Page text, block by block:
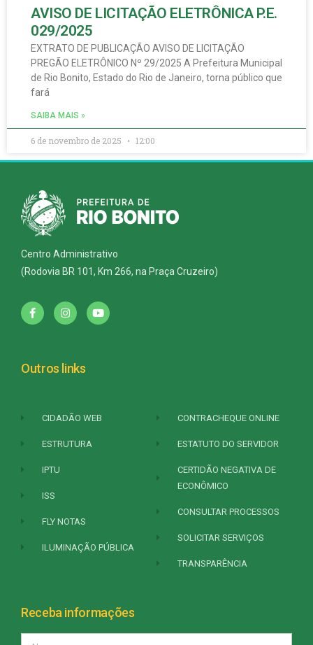
AVISO DE LICITAÇÃO ELETRÔNICA P.E.
029/2025
EXTRATO DE PUBLICAÇÃO AVISO DE LICITAÇÃO
PREGÃO ELETRÔNICO Nº 29/2025 A Prefeitura Municipal
de Rio Bonito, Estado do Rio de Janeiro, torna público que
fará
SAIBA MAIS »
6 de novembro de 2025 12:00
Centro Administrativo
(Rodovia BR 101, Km 266, na Praça Cruzeiro)
Outros links
CIDADÃO WEB
ESTRUTURA
IPTU
ISS
FLY NOTAS
ILUMINAÇÃO PÚBLICA
CONTRACHEQUE ONLINE
ESTATUTO DO SERVIDOR
CERTIDÃO NEGATIVA DE
ECONÔMICO
CONSULTAR PROCESSOS
SOLICITAR SERVIÇOS
TRANSPARÊNCIA
Receba informações